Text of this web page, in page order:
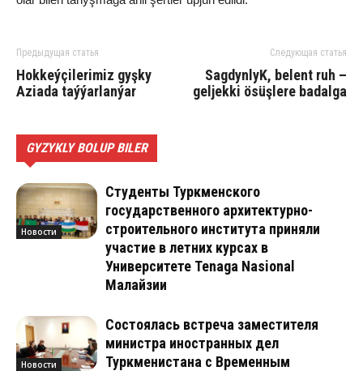
Предыдущая статья
Hok­keý­çi­le­rimiz gyş­ky
Azia­da taý­ýar­lan­ýar­
Следующая статья
Sag­dyn­ly­K, belent ruh –
geljekki ösüşlere badalga
GYZYKLY BOLUP BILER
Новости
Студенты Туркменского
государственного архитектурно-
строительного института приняли
участие в летних курсах в
Университете Tenaga Nasional
Малайзии
Новости
Состоялась встреча заместителя
министра иностранных дел
Туркменистана с Временным